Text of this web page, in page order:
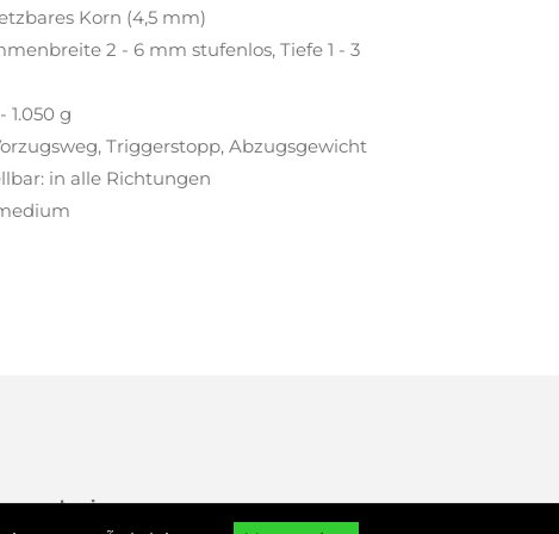
Sie auf
Korn (4,5 mm)
2 - 6 mm stufenlos, Tiefe 1 - 3
1.050 g
Triggerstopp, Abzugsgewicht
in alle Richtungen
purchasing.